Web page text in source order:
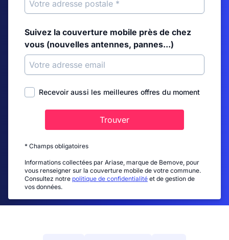
Suivez la couverture mobile près de chez
vous (nouvelles antennes, pannes...)
Recevoir aussi les meilleures offres du moment
Trouver
* Champs obligatoires
Informations collectées par Ariase, marque de Bemove, pour
vous renseigner sur la couverture mobile de votre commune.
Consultez notre politique de confidentialité et de gestion de
vos données.